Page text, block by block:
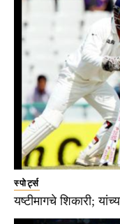
स्पोर्ट्स
यष्टीमागचे शिकारी;